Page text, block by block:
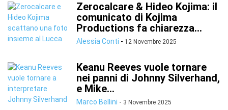
Zerocalcare & Hideo Kojima: il
comunicato di Kojima
Productions fa chiarezza...
Alessia Conti - 12 Novembre 2025
Keanu Reeves vuole tornare
nei panni di Johnny Silverhand,
e Mike...
Marco Bellini - 3 Novembre 2025